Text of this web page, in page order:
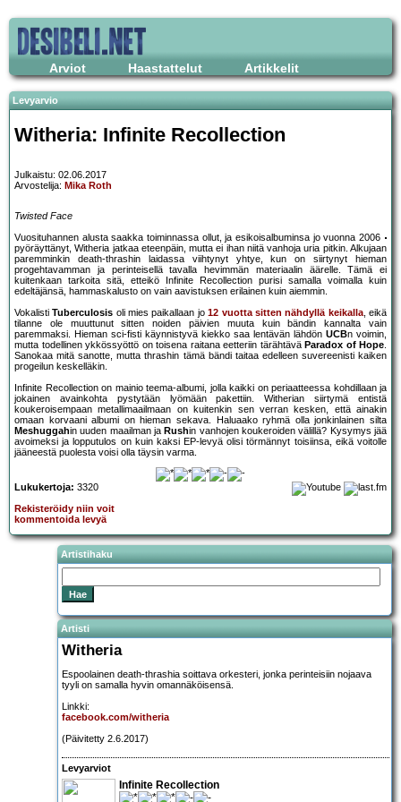
Arviot Haastattelut Artikkelit
Levyarvio
Witheria: Infinite Recollection
Julkaistu: 02.06.2017
Arvostelija: Mika Roth
Twisted Face
Vuosituhannen alusta saakka toiminnassa ollut, ja esikoisalbuminsa jo vuonna 2006
pyöräyttänyt, Witheria jatkaa eteenpäin, mutta ei ihan niitä vanhoja uria pitkin. Alkujaan
paremminkin death-thrashin laidassa viihtynyt yhtye, kun on siirtynyt hieman
progehtavamman ja perinteisellä tavalla hevimmän materiaalin äärelle. Tämä ei
kuitenkaan tarkoita sitä, etteikö Infinite Recollection purisi samalla voimalla kuin
edeltäjänsä, hammaskalusto on vain aavistuksen erilainen kuin aiemmin.
VokalistiTuberculosis oli mies paikallaan jo12 vuotta sitten nähdyllä keikalla, eikä
tilanne ole muuttunut sitten noiden päivien muuta kuin bändin kannalta vain
paremmaksi. Hieman sci-fisti käynnistyvä kiekko saa lentävän lähdön UCBn voimin,
mutta todellinen ykkössyöttö on toisena raitana eetteriin tärähtävä Paradox of Hope.
Sanokaa mitä sanotte, mutta thrashin tämä bändi taitaa edelleen suvereenisti kaiken
progeilun keskelläkin.
Infinite Recollection on mainio teema-albumi, jolla kaikki on periaatteessa kohdillaan ja
jokainen avainkohta pystytään lyömään pakettiin. Witherian siirtymä entistä
koukeroisempaan metallimaailmaan on kuitenkin sen verran kesken, että ainakin
omaan korvaani albumi on hieman sekava. Haluaako ryhmä olla jonkinlainen silta
Meshuggahin uuden maailman ja Rushin vanhojen koukeroiden välillä? Kysymys jää
avoimeksi ja lopputulos on kuin kaksi EP-levyä olisi törmännyt toisiinsa, eikä voitolle
jääneestä puolesta voisi olla täysin varma.
Lukukertoja: 3320
Rekisteröidy niin voit
kommentoida levyä
Artistihaku
Artisti
Witheria
Espoolainen death-thrashia soittava orkesteri, jonka perinteisiin nojaava
tyyli on samalla hyvin omannäköisensä.
Linkki:
facebook.com/witheria
(Päivitetty 2.6.2017)
Levyarviot
Infinite Recollection